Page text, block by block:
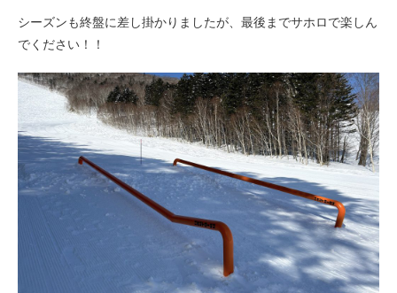
シーズンも終盤に差し掛かりましたが、最後までサホロで楽しん
でください！！